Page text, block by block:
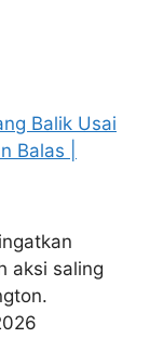
aksi saling